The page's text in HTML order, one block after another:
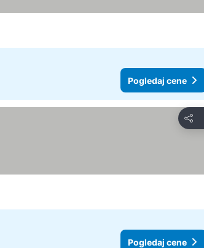
Pogledaj cene
Deli
Pogledaj cene